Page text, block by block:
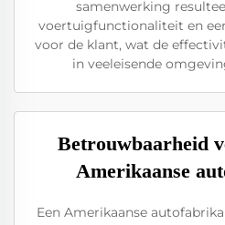
samenwerking
voertuigfunctionaliteit en
voor de klant, wat de
in veeleisende
Betrouwbaarheid
Amerikaanse
Een Amerikaanse